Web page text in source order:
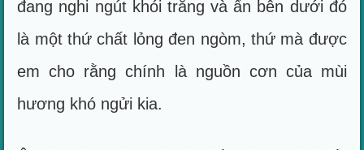
đang nghi ngút khói trắng và ẩn bên dưới đó
là một thứ chất lỏng đen ngòm, thứ mà được
em cho rằng chính là nguồn cơn của mùi
hương khó ngửi kia.